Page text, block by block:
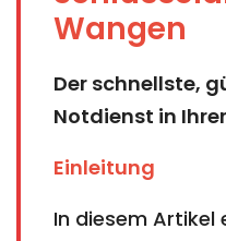
Wangen
Der schnellste,
Notdienst in
Einleitung
In diesem Artikel